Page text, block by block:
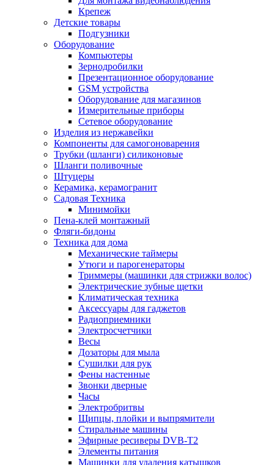
Крепеж
Детские товары
Подгузники
Оборудование
Компьютеры
Зернодробилки
Презентационное оборудование
GSM устройства
Оборудование для магазинов
Измерительные приборы
Сетевое оборудование
Изделия из нержавейки
Компоненты для самогоноварения
Трубки (шланги) силиконовые
Шланги поливочные
Штуцеры
Керамика, керамогранит
Садовая Техника
Минимойки
Пена-клей монтажный
Фляги-бидоны
Техника для дома
Механические таймеры
Утюги и парогенераторы
Триммеры (машинки для стрижки волос)
Электрические зубные щетки
Климатическая техника
Аксессуары для гаджетов
Радиоприемники
Электросчетчики
Весы
Дозаторы для мыла
Сушилки для рук
Фены настенные
Звонки дверные
Часы
Электробритвы
Щипцы, плойки и выпрямители
Стиральные машины
Эфирные ресиверы DVB-T2
Элементы питания
Машинки для удаления катышков